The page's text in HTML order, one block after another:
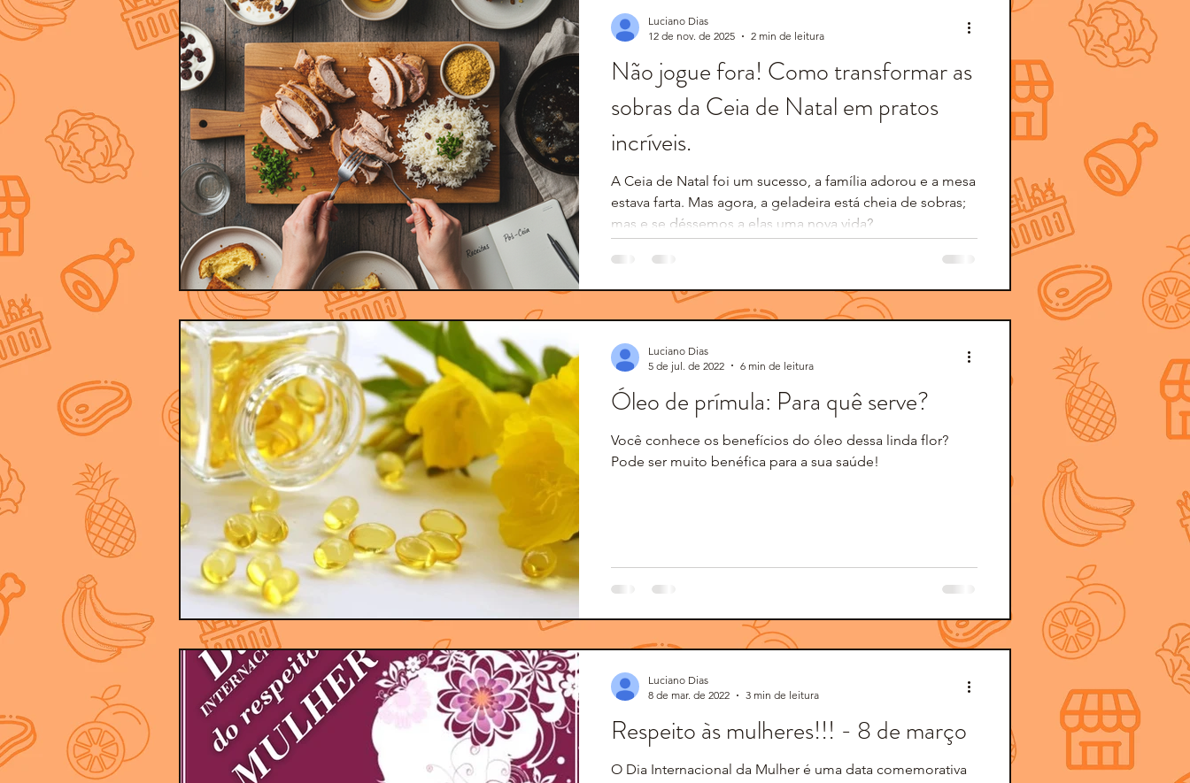
Não jogue fora! Como transformar as
sobras da Ceia de Natal em pratos
incríveis.
A Ceia de Natal foi um sucesso, a família adorou e a mesa
estava farta. Mas agora, a geladeira está cheia de sobras;
mas e se déssemos a elas uma nova vida?
Luciano Dias
12 de nov. de 2025
2 min de leitura
Óleo de prímula: Para quê serve?
Você conhece os benefícios do óleo dessa linda flor?
Pode ser muito benéfica para a sua saúde!
Luciano Dias
5 de jul. de 2022
6 min de leitura
Respeito às mulheres!!! - 8 de março
O Dia Internacional da Mulher é uma data comemorativa
Luciano Dias
8 de mar. de 2022
3 min de leitura